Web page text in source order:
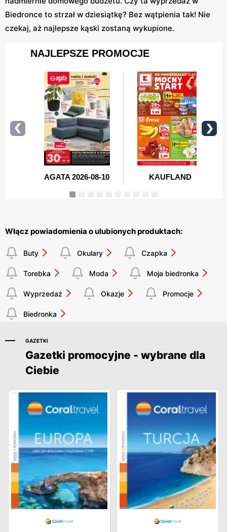
Biedronce to strzał w dziesiątkę? Bez wątpienia tak! Nie
czekaj, aż najlepsze kąski zostaną wykupione.
Włącz powiadomienia o ulubionych produktach:
Buty Okulary Czapka
Torebka Moda Moja biedronka
Wyprzedaż Okazje Promocje
Biedronka
GAZETKI
Gazetki promocyjne - wybrane dla
Ciebie